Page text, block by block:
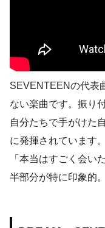
SEVENTEENの代表
ない楽曲です。振り
自分たちで手がけた
に発揮されています
「本当はすごく会い
半部分が特に印象的。